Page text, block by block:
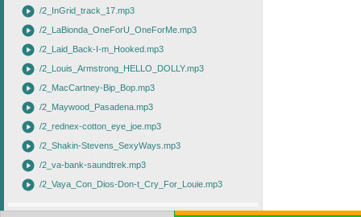
play_circle /2_InGrid_track_17.mp3
play_circle /2_LaBionda_OneForU_OneForMe.mp3
play_circle /2_Laid_Back-I-m_Hooked.mp3
play_circle /2_Louis_Armstrong_HELLO_DOLLY.mp3
play_circle /2_MacCartney-Bip_Bop.mp3
play_circle /2_Maywood_Pasadena.mp3
play_circle /2_rednex-cotton_eye_joe.mp3
play_circle /2_Shakin-Stevens_SexyWays.mp3
play_circle /2_va-bank-saundtrek.mp3
play_circle /2_Vaya_Con_Dios-Don-t_Cry_For_Louie.mp3